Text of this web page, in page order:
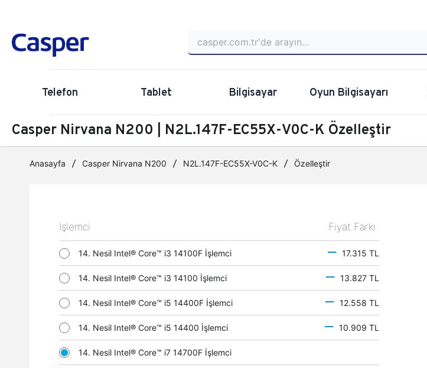
Telefon Tablet Bilgisayar Oyun Bilgisayarı
Casper Nirvana N200 | N2L.147F-EC55X-V0C-K Özelleştir
Anasayfa Casper Nirvana N200 N2L.147F-EC55X-V0C-K Özelleştir
İşlemci Fiyat Farkı
14. Nesil Intel® Core™ i3 14100F İşlemci 17.315 TL
14. Nesil Intel® Core™ i3 14100 İşlemci 13.827 TL
14. Nesil Intel® Core™ i5 14400F İşlemci 12.558 TL
14. Nesil Intel® Core™ i5 14400 İşlemci 10.909 TL
14. Nesil Intel® Core™ i7 14700F İşlemci